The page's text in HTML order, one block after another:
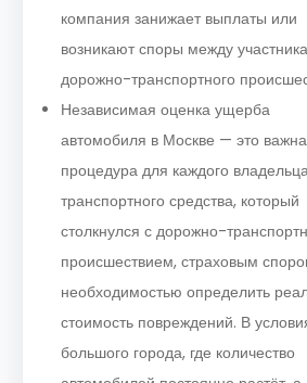
компания занижает выплаты или
возникают споры между
дорожно-транспортного
Независимая оценка ущерба
автомобиля в Москве — это
процедура для каждого
транспортного средства, который
столкнулся с дорожно-
происшествием, страховым
необходимостью определить
стоимость повреждений. В
большого города, где количество